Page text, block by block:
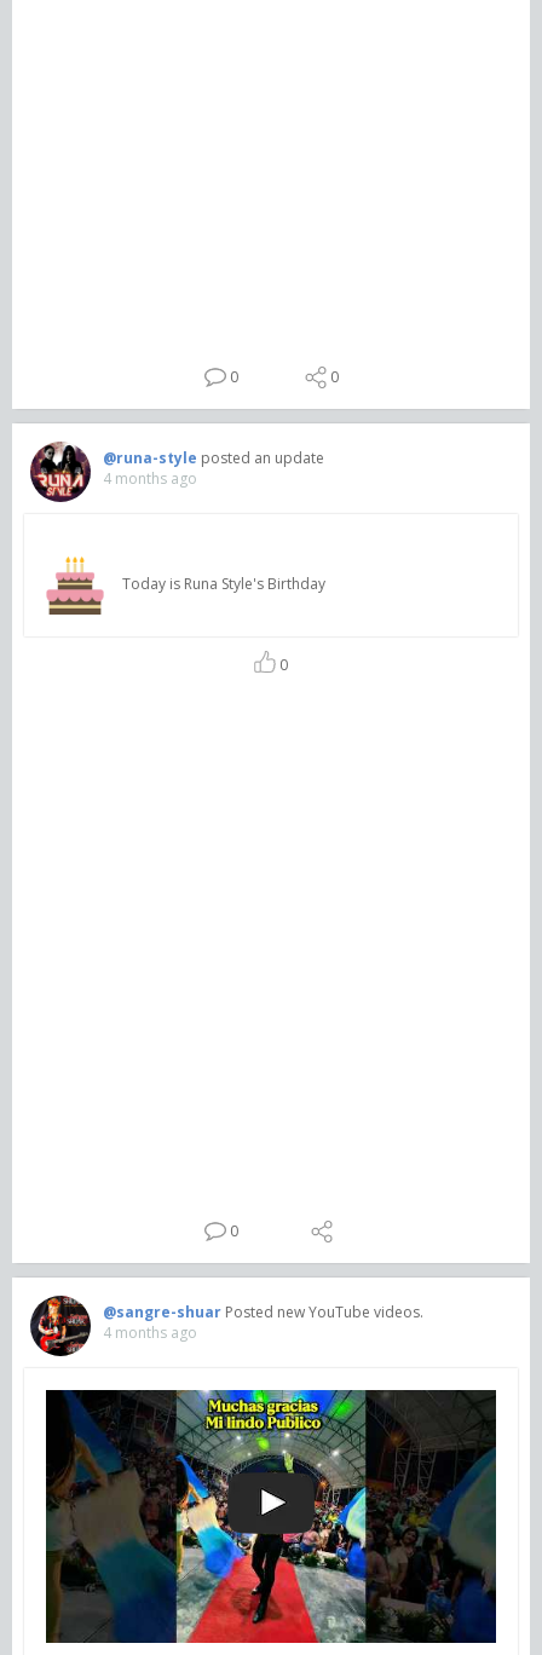
0 0
@runa-style posted an update
4 months ago
Today is Runa Style's Birthday
0
0
@sangre-shuar Posted new YouTube videos.
4 months ago